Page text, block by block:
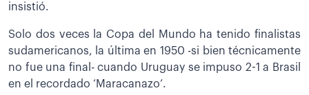
insistió.
Solo dos veces la Copa del Mundo ha tenido finalistas
sudamericanos, la última en 1950 -si bien técnicamente
no fue una final- cuando Uruguay se impuso 2-1 a Brasil
en el recordado ‘Maracanazo’.